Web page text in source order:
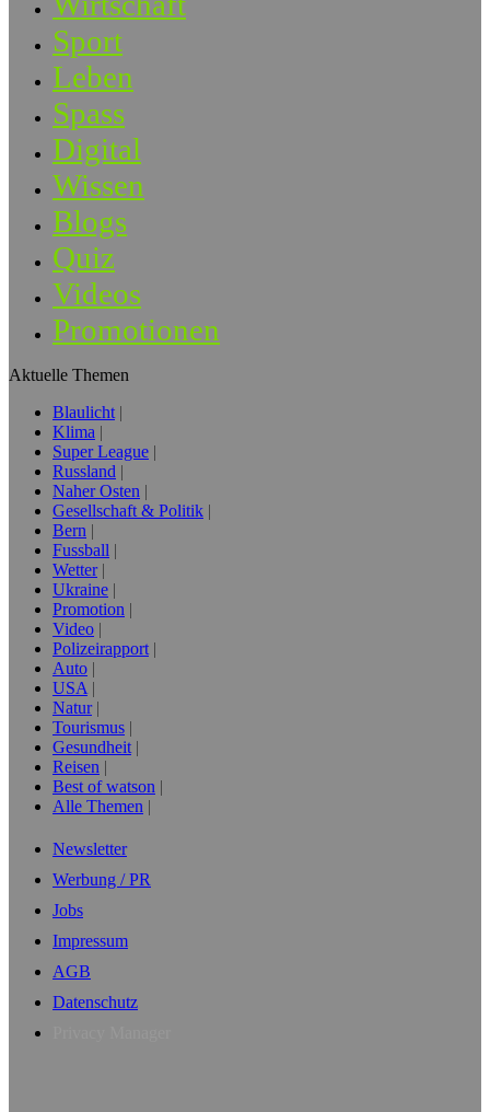
Sport
Leben
Spass
Digital
Wissen
Blogs
Quiz
Videos
Promotionen
Aktuelle Themen
Blaulicht
Klima
Super League
Russland
Naher Osten
Gesellschaft & Politik
Bern
Fussball
Wetter
Ukraine
Promotion
Video
Polizeirapport
Auto
USA
Natur
Tourismus
Gesundheit
Reisen
Best of watson
Alle Themen
Newsletter
Werbung / PR
Jobs
Impressum
AGB
Datenschutz